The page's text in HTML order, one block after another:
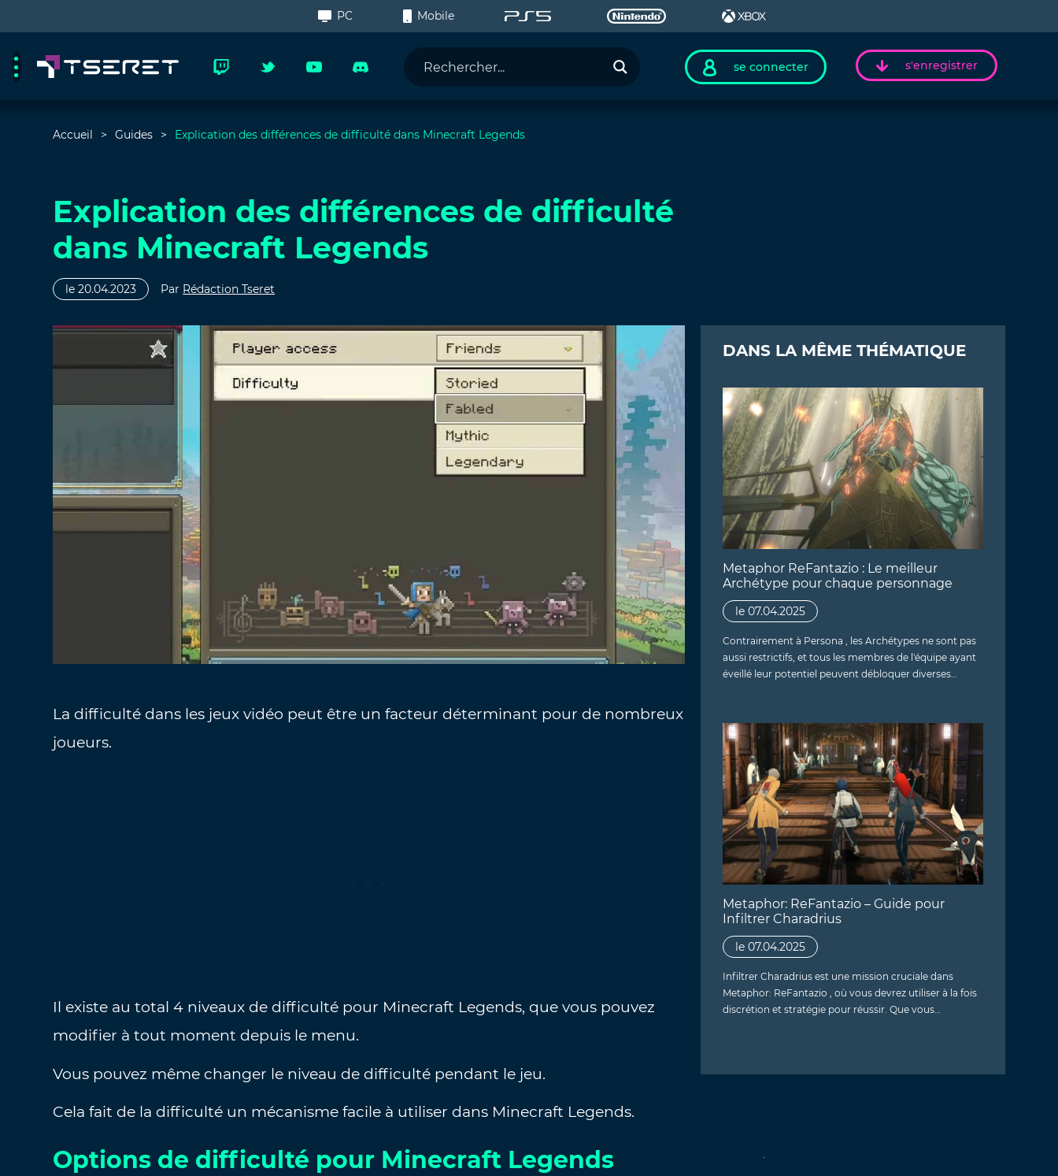
PC Mobile
se connecter s'enregistrer
Accueil Guides Explication des différences de difficulté dans Minecraft Legends
Explication des différences de difficulté
dans Minecraft Legends
le 20.04.2023 Par Rédaction Tseret
La difficulté dans les jeux vidéo peut être un facteur déterminant pour de nombreux
joueurs.
Il existe au total 4 niveaux de difficulté pour Minecraft Legends, que vous pouvez
modifier à tout moment depuis le menu.
Vous pouvez même changer le niveau de difficulté pendant le jeu.
Cela fait de la difficulté un mécanisme facile à utiliser dans Minecraft Legends.
Options de difficulté pour Minecraft Legends
DANS LA MÊME THÉMATIQUE
Metaphor ReFantazio : Le meilleur
Archétype pour chaque personnage
le 07.04.2025
Contrairement à Persona , les Archétypes ne sont pas
aussi restrictifs, et tous les membres de l'équipe ayant
éveillé leur potentiel peuvent débloquer diverses…
Metaphor: ReFantazio – Guide pour
Infiltrer Charadrius
le 07.04.2025
Infiltrer Charadrius est une mission cruciale dans
Metaphor: ReFantazio , où vous devrez utiliser à la fois
discrétion et stratégie pour réussir. Que vous…